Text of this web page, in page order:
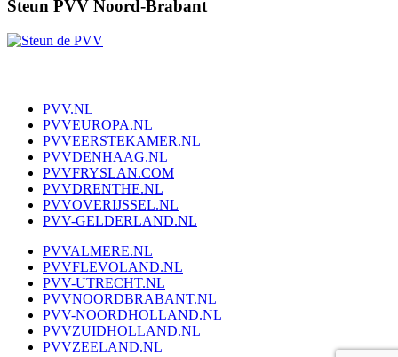
Steun PVV Noord-Brabant
PVV.NL
PVVEUROPA.NL
PVVEERSTEKAMER.NL
PVVDENHAAG.NL
PVVFRYSLAN.COM
PVVDRENTHE.NL
PVVOVERIJSSEL.NL
PVV-GELDERLAND.NL
PVVALMERE.NL
PVVFLEVOLAND.NL
PVV-UTRECHT.NL
PVVNOORDBRABANT.NL
PVV-NOORDHOLLAND.NL
PVVZUIDHOLLAND.NL
PVVZEELAND.NL